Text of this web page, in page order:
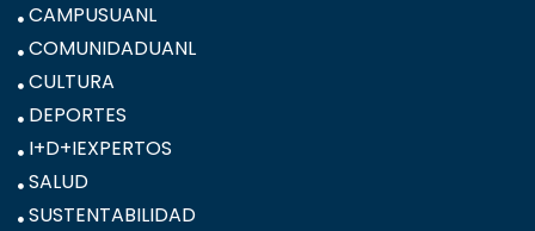
CAMPUSUANL
COMUNIDADUANL
CULTURA
DEPORTES
I+D+IEXPERTOS
SALUD
SUSTENTABILIDAD